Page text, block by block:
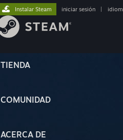
TIENDA
COMUNIDAD
ACERCA DE
Instalar Steam iniciar sesión